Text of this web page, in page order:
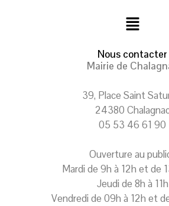
Nous contacter
Mairie de
39, Place Saint
24380
05 53 46 61 90
Ouverture au
Mardi de 9h à 12h et de
Jeudi de 8h à 11h
Vendredi de 09h à 12h et